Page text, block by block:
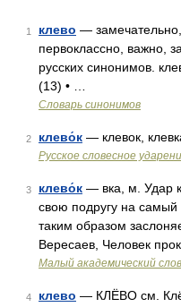
1 клево — замечательно,
первоклассно, важно,
русских синонимов.
(13) • …
Словарь синонимов
2 клево́к — клевок,
Русское словесное
3 клево́к — вка, м. Удар
свою подругу на
таким образом
Вересаев, Человек
Малый академический
4 клево — КЛЁВО см.